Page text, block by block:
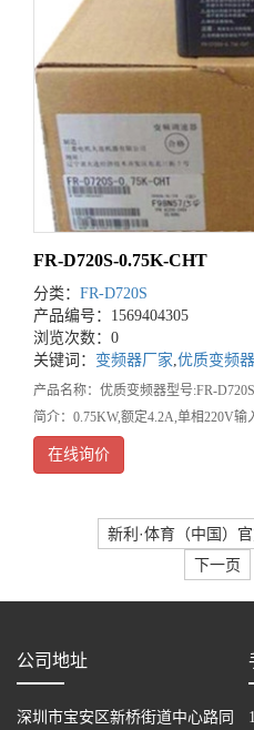
FR-D720S-0.75K-CHT
分类： FR-D720S
产品编号：1569404305
浏览次数：0
关键词： 变频器厂家,优质变频器
产品名称：优质变频器型号:FR-
简介：0.75KW,额定4.2A,单相220V
型产品内置RS485通信口，柔性PWM
矢
在线询价
新利·体育（中国）
下一页
公司地址
深圳市宝安区新桥街道中心路同